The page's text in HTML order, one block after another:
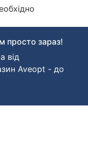
просто зараз!
від
Aveopt - до